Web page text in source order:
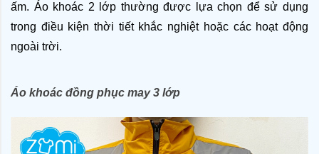
ấm. Áo khoác 2 lớp thường được lựa chọn để sử dụng
trong điều kiện thời tiết khắc nghiệt hoặc các hoạt động
ngoài trời.
Áo khoác đồng phục may 3 lớp